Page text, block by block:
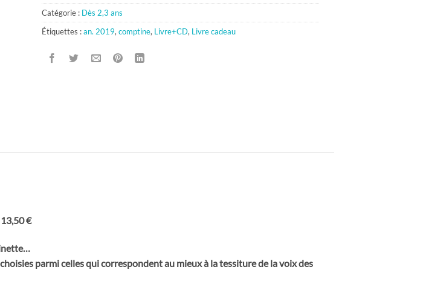
Catégorie : Dès 2,3 ans
Étiquettes :an. 2019,comptine, Livre+CD, Livre cadeau
€
parmi celles qui correspondent au mieux à la tessiture de la voix des